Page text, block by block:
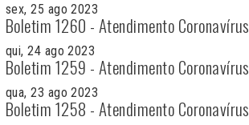
sex, 25 ago 2023
Boletim 1260 - Atendimento Coronavírus
qui, 24 ago 2023
Boletim 1259 - Atendimento Coronavírus
qua, 23 ago 2023
Boletim 1258 - Atendimento Coronavírus